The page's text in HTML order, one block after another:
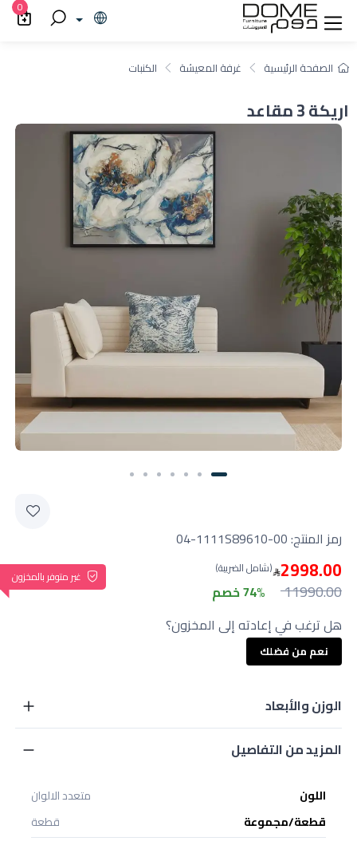
0
الصفحة الرئيسية غرفة المعيشة الكنبات
اريكة 3 مقاعد
رمز المنتج:04-1111S89610-00
غير متوفر بالمخزون 2998.00 (شامل الضريبة)
11990.00
74% خصم
هل ترغب في إعادته إلى المخزون؟
نعم من فضلك
الوزن والأبعاد
المزيد من التفاصيل
اللون
متعدد الالوان
قطعة/مجموعة
قطعة